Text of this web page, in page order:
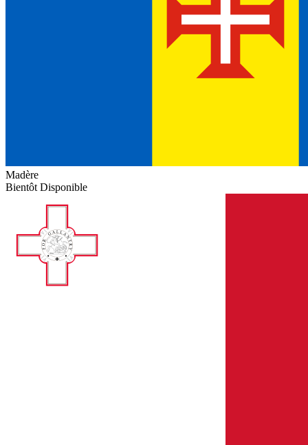
Madère
Bientôt Disponible